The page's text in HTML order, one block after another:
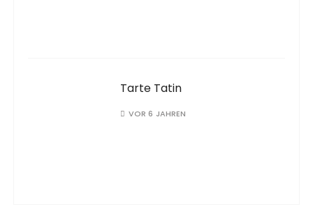
Tarte Tatin
VOR 6 JAHREN